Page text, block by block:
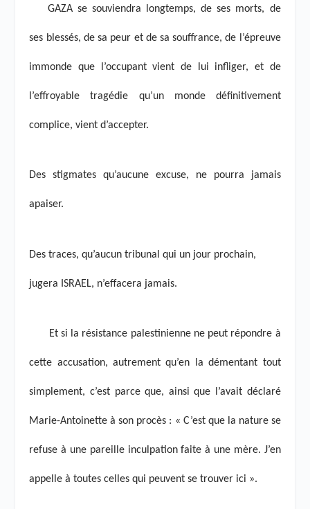
GAZA se souviendra longtemps, de ses morts, de
ses blessés, de sa peur et de sa souffrance, de l’épreuve
immonde que l’occupant vient de lui infliger, et de
l’effroyable tragédie qu’un monde définitivement
complice, vient d’accepter.
Des stigmates qu’aucune excuse, ne pourra jamais
apaiser.
Des traces, qu’aucun tribunal qui un jour prochain,
jugera ISRAEL, n’effacera jamais.
Et si la résistance palestinienne ne peut répondre à
cette accusation, autrement qu’en la démentant tout
simplement, c’est parce que, ainsi que l’avait déclaré
Marie-Antoinette à son procès : « C’est que la nature se
refuse à une pareille inculpation faite à une mère. J’en
appelle à toutes celles qui peuvent se trouver ici ».